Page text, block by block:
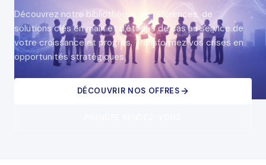
Découvrez notre bibliothèque de références, de
solutions clés en main et d'études de cas au service de
votre croissance et progrès. Transformez vos crises en
opportunités stratégiques.
DÉCOUVRIR NOS OFFRES